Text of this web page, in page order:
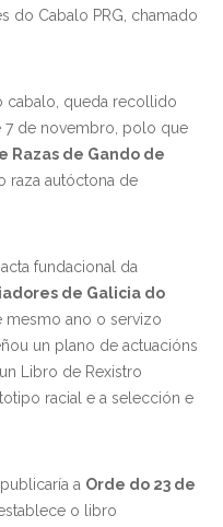
do Cabalo PRG, chamado
cabalo, queda recollido
7 de novembro, polo que
Razas de Gando de
raza autóctona de
fundacional da
de Galicia do
mesmo ano o servizo
un plano de actuacións
Libro de Rexistro
racial e a selección e
a Orde do 23 de
o libro